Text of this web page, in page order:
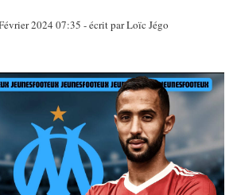
2024 07:35 - écrit parLoïc Jégo